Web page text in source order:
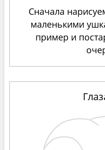
Сначала
маленькими
пример и